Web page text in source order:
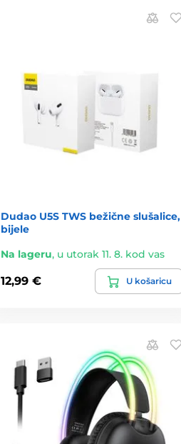
Dudao U5S TWS bežične slušalice,
bijele
Na lageru, u utorak 11. 8. kod vas
12,99 € U košaricu